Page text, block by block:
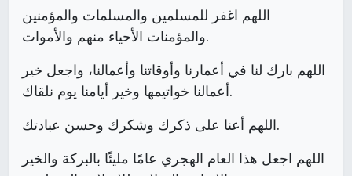
اللهم اغفر للمسلمين والمسلمات والمؤمنين
والمؤمنات الأحياء منهم والأموات.
اللهم بارك لنا في أعمارنا وأوقاتنا وأعمالنا، واجعل خير
أعمالنا خواتيمها وخير أيامنا يوم نلقاك.
اللهم أعنا على ذكرك وشكرك وحسن عبادتك.
اللهم اجعل هذا العام الهجري عامًا مليئًا بالبركة والخير